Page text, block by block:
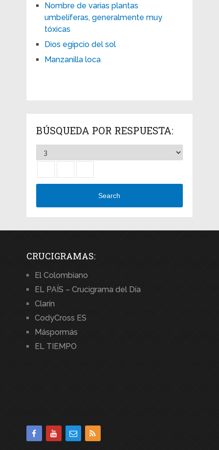
Nombre de varias plantas
umbelíferas, generalmente muy
tóxicas
Dios egipcio del sol
Manzanilla loca
BÚSQUEDA POR RESPUESTA:
Search
CRUCIGRAMAS:
El Colombiano
EL PAÍS – Crucigrama del Día
Clarín
CodyCross ES
Máspormás
EL TIEMPO